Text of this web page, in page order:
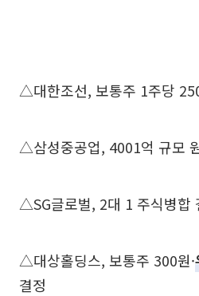
△대한조선, 보통주 1주당
△삼성중공업, 4001억 규모
△SG글로벌, 2대 1 주식병합
△대상홀딩스, 보통주 300원·
결정